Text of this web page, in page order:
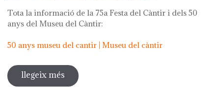
Tota la informació de la 75a Festa del Càntir i dels 50
anys del Museu del Càntir:
50 anys museu del cantir | Museu del càntir
llegeix més sobre 75a festa del càntir